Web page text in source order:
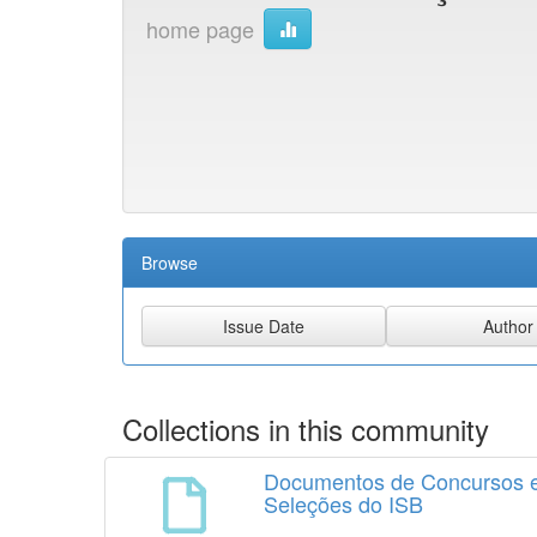
home page
Browse
Collections in this community
Documentos de Concursos
Seleções do ISB